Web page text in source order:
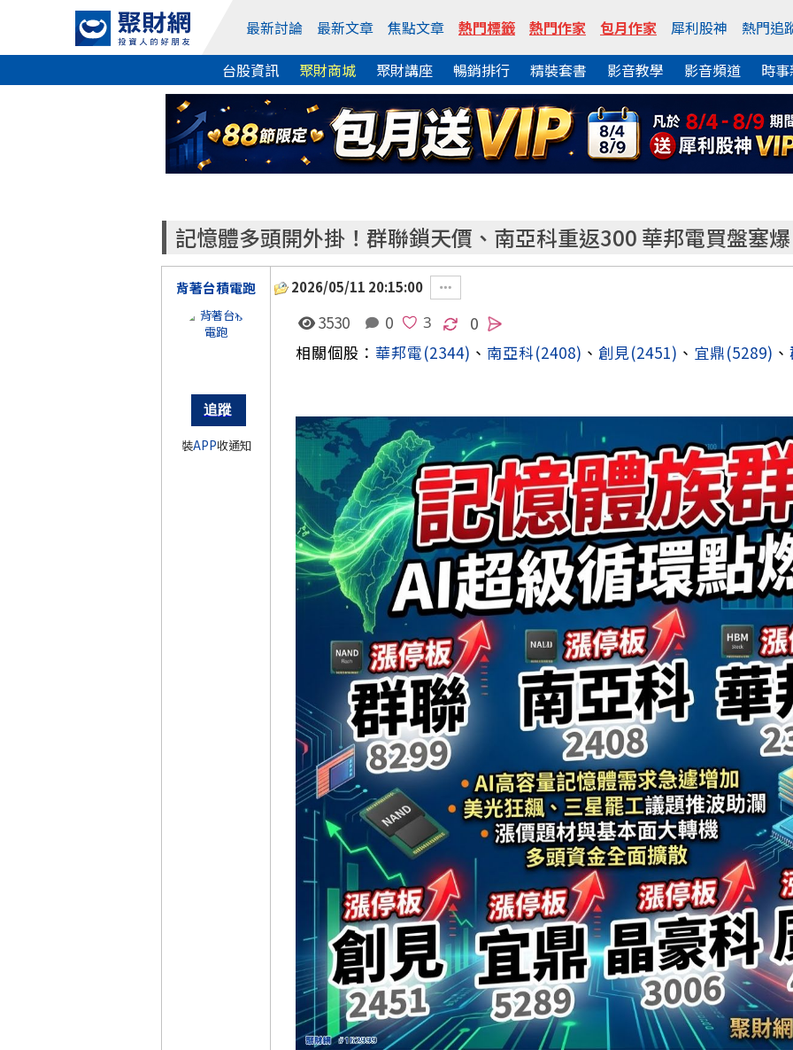
最新討論 最新文章 焦點文章 熱門標籤 熱門作家 包月作家 犀利股神
熱門追
台股資訊
聚財商城 聚財講座 暢銷排行 精裝套書 影音教學 影音頻道 時
記憶體多頭開外掛！群聯鎖天價、南亞科重返300 華邦電買盤塞爆
背著台積電跑
裝APP收通知
2026/05/11 20:15:00
3530 0 0
相關個股： 華邦電(2344) 、 南亞科(2408) 、 創見(2451) 、 宜鼎(5289) 、